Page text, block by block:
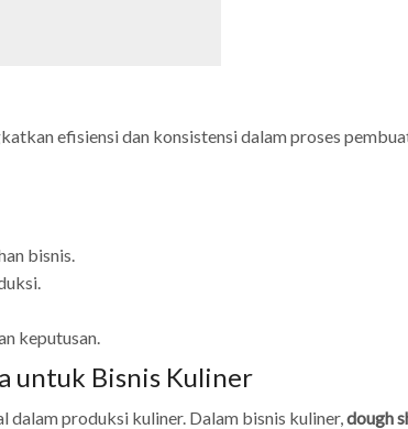
efisiensi dan konsistensi dalam proses
bisnis.
keputusan.
untuk Bisnis Kuliner
dalam produksi kuliner. Dalam bisnis kuliner, dough